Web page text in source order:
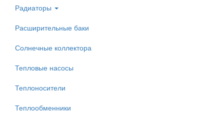
Радиаторы
Расширительные баки
Солнечные коллектора
Тепловые насосы
Теплоносители
Теплообменники